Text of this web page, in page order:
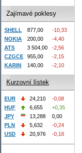
Zajímavé poklesy
SHELL 877,00
-10,33
NOKIA
200,00
-4,40
ATS
3 504,00
-2,56
CZGCE
955,00
-2,15
KARIN
140,00 -2,10
Kurzovní lístek
EUR 24,210
-0,08
HUF
6,655
+0,35
JPY
13,288
0,00
PLN
5,632
-0,24
USD
20,976 -0,18